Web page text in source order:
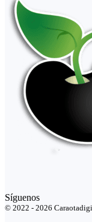
Síguenos
© 2022 - 2026